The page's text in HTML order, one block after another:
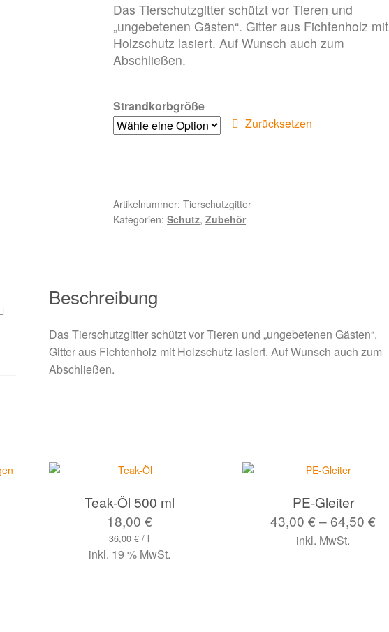
Das Tierschutzgitter schützt vor Tieren und
„ungebetenen Gästen“. Gitter aus Fichtenholz mit
Holzschutz lasiert. Auf Wunsch auch zum
Abschließen.
Strandkorbgröße
Zurücksetzen
Artikelnummer:Tierschutzgitter
Kategorien:Schutz,Zubehör
Beschreibung
Das Tierschutzgitter schützt vor Tieren und „ungebetenen Gästen“.
Gitter aus Fichtenholz mit Holzschutz lasiert. Auf Wunsch auch zum
Abschließen.
Teak-Öl 500 ml
18,00 €
36,00€ / l
inkl. 19 % MwSt.
PE-Gleiter
43,00€– 64,50€
inkl. MwSt.